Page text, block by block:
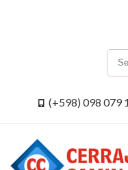
(+598) 098 079